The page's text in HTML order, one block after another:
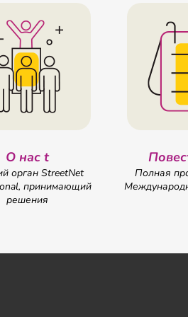
О нас t
орган StreetNet
принимающий
решения
Полная